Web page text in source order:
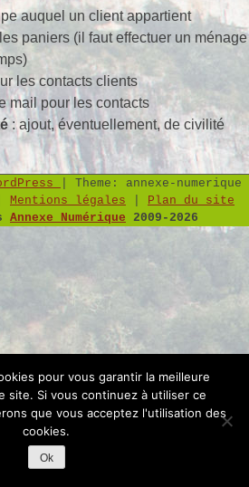
auquel un client appartient
paniers (il faut effectuer un ménage
les contacts clients
mail pour les contacts
: ajout, éventuellement, de civilité
Theme: annexe-numerique
Mentions légales
Plan du site
Annexe Numérique 2009-2026
pour vous garantir la meilleure
site. Si vous continuez à utiliser ce
que vous acceptez l'utilisation des
cookies.
Ok